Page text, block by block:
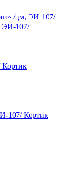
ЭИ-107/
Кортик
Кортик